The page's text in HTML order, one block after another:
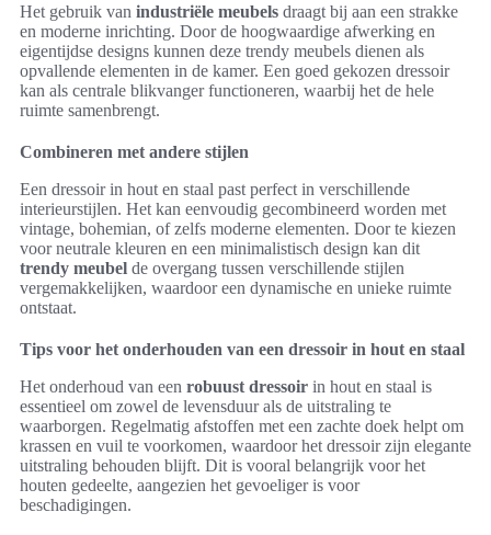
Het gebruik van industriële meubels draagt bij aan een strakke
en moderne inrichting. Door de hoogwaardige afwerking en
eigentijdse designs kunnen deze trendy meubels dienen als
opvallende elementen in de kamer. Een goed gekozen dressoir
kan als centrale blikvanger functioneren, waarbij het de hele
ruimte samenbrengt.
Combineren met andere stijlen
Een dressoir in hout en staal past perfect in verschillende
interieurstijlen. Het kan eenvoudig gecombineerd worden met
vintage, bohemian, of zelfs moderne elementen. Door te kiezen
voor neutrale kleuren en een minimalistisch design kan dit
trendy meubel de overgang tussen verschillende stijlen
vergemakkelijken, waardoor een dynamische en unieke ruimte
ontstaat.
Tips voor het onderhouden van een dressoir in hout en staal
Het onderhoud van een robuust dressoir in hout en staal is
essentieel om zowel de levensduur als de uitstraling te
waarborgen. Regelmatig afstoffen met een zachte doek helpt om
krassen en vuil te voorkomen, waardoor het dressoir zijn elegante
uitstraling behouden blijft. Dit is vooral belangrijk voor het
houten gedeelte, aangezien het gevoeliger is voor
beschadigingen.